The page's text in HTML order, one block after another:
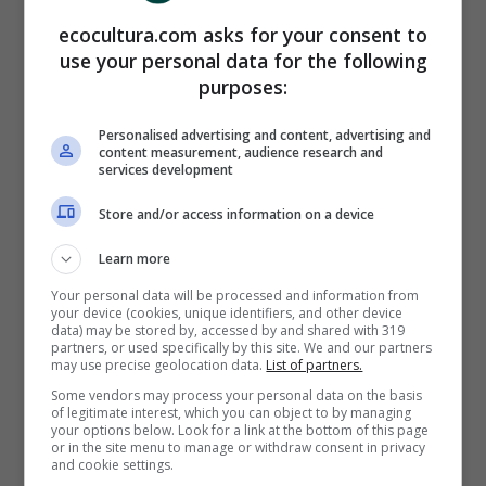
(Foto: Adobestock)
450 gr de pasta con salsa o salsa de
carne
6 huevos medianos
150 gr de queso parmesano rallado
100 gr de provolone cortado en dados
ecocultura.com asks for your consent to
use your personal data for the following
purposes:
Personalised advertising and content, advertising and
content measurement, audience research and
services development
Store and/or access information on a device
Learn more
Your personal data will be processed and information from
your device (cookies, unique identifiers, and other device
data) may be stored by, accessed by and shared with 319
partners, or used specifically by this site. We and our partners
may use precise geolocation data. List of partners.
Some vendors may process your personal data on the basis
of legitimate interest, which you can object to by managing
your options below. Look for a link at the bottom of this page
or in the site menu to manage or withdraw consent in privacy
and cookie settings.